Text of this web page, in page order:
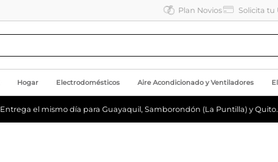
Plan Novios Solicita tu
Hogar Electrodomésticos Aire Acondicionado y Ventiladores
Entrega el mismo día para Guayaquil, Samborondón (La Puntilla) y Quito.